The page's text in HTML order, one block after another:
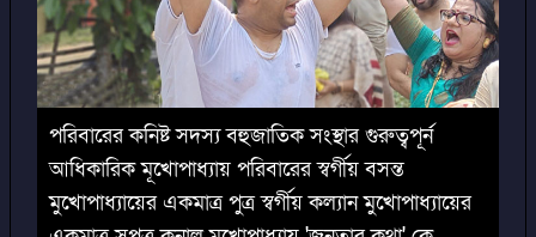
পরিবারের কনিষ্ট সদস্য বহুজাতিক সংস্থার গুরুত্বপূর্ন
আধিকারিক মূখোপাধ্যায় পরিবারের স্বর্গীয় বসন্ত
মুখোপাধ্যায়ের একমাত্র পুত্র স্বর্গীয় কল্যান মুখোপাধ্যায়ের